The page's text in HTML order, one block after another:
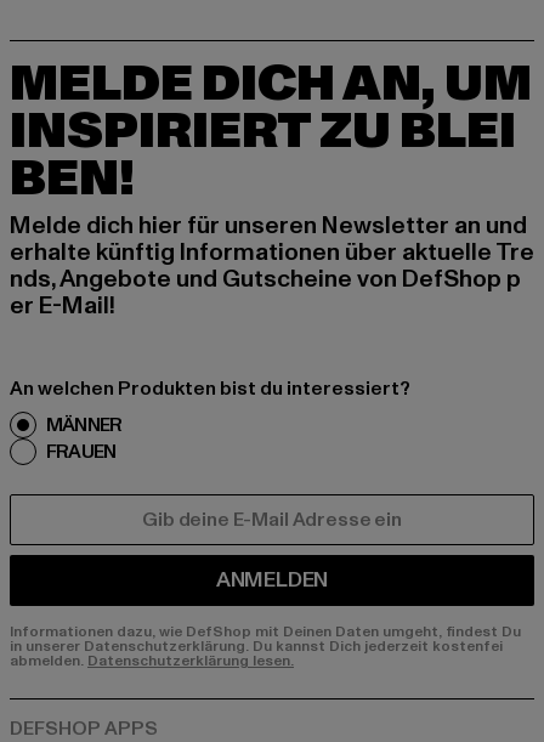
MELDE DICH AN, UM
INSPIRIERT ZU BLEI
BEN!
Melde dich hier für unseren Newsletter an und
erhalte künftig Informationen über aktuelle Tre
nds, Angebote und Gutscheine von DefShop p
er E-Mail!
An welchen Produkten bist du interessiert?
MÄNNER
FRAUEN
ANMELDEN
Informationen dazu, wie DefShop mit Deinen Daten umgeht, findest Du
in unserer Datenschutzerklärung. Du kannst Dich jederzeit kostenfei
abmelden. Datenschutzerklärung lesen.